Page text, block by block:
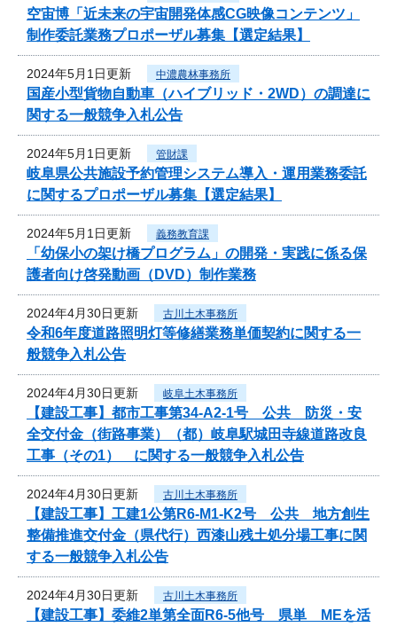
空宙博「近未来の宇宙開発体感CG映像コンテンツ」
制作委託業務プロポーザル募集【選定結果】
2024年5月1日更新 中濃農林事務所
国産小型貨物自動車（ハイブリッド・2WD）の調達に
関する一般競争入札公告
2024年5月1日更新 管財課
岐阜県公共施設予約管理システム導入・運用業務委託
に関するプロポーザル募集【選定結果】
2024年5月1日更新 義務教育課
「幼保小の架け橋プログラム」の開発・実践に係る保
護者向け啓発動画（DVD）制作業務
2024年4月30日更新 古川土木事務所
令和6年度道路照明灯等修繕業務単価契約に関する一
般競争入札公告
2024年4月30日更新 岐阜土木事務所
【建設工事】都市工事第34-A2-1号 公共 防災・安
全交付金（街路事業）（都）岐阜駅城田寺線道路改良
工事（その1） に関する一般競争入札公告
2024年4月30日更新 古川土木事務所
【建設工事】工建1公第R6-M1-K2号 公共 地方創生
整備推進交付金（県代行）西漆山残土処分場工事に関
する一般競争入札公告
2024年4月30日更新 古川土木事務所
【建設工事】委維2単第全面R6-5他号 県単 MEを活